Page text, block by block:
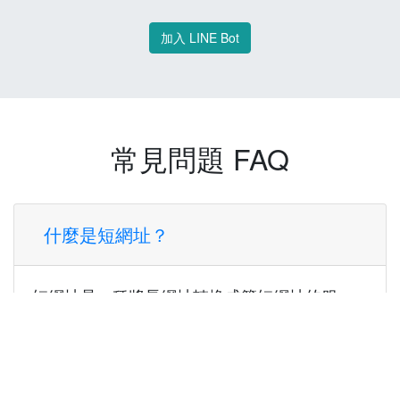
加入 LINE Bot
常見問題 FAQ
什麼是短網址？
短網址是一種將長網址轉換成簡短網址的服